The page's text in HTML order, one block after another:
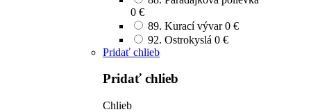
0 €
89. Kurací vývar 0 €
92. Ostrokyslá 0 €
Pridať chlieb
Pridať chlieb
Chlieb